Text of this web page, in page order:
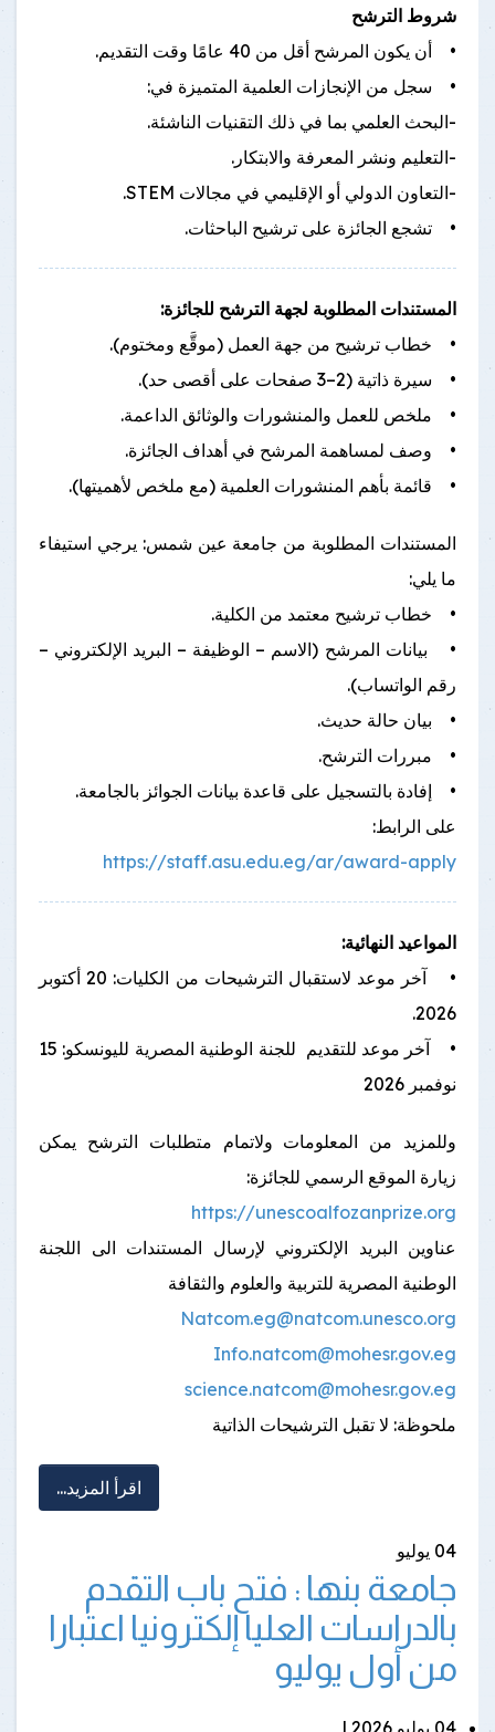
شروط الترشح
• أن يكون المرشح أقل من 40 عامًا وقت التقديم.
• سجل من الإنجازات العلمية المتميزة في:
-البحث العلمي بما في ذلك التقنيات الناشئة.
-التعليم ونشر المعرفة والابتكار.
-التعاون الدولي أو الإقليمي في مجالات STEM.
• تشجع الجائزة على ترشيح الباحثات.
المستندات المطلوبة لجهة الترشح للجائزة:
• خطاب ترشيح من جهة العمل (موقَّع ومختوم).
• سيرة ذاتية (2–3 صفحات على أقصى حد).
• ملخص للعمل والمنشورات والوثائق الداعمة.
• وصف لمساهمة المرشح في أهداف الجائزة.
• قائمة بأهم المنشورات العلمية (مع ملخص لأهميتها).
المستندات المطلوبة من جامعة عين شمس: يرجي استيفاء
ما يلي:
• خطاب ترشيح معتمد من الكلية.
• بيانات المرشح (الاسم – الوظيفة – البريد الإلكتروني –
رقم الواتساب).
• بيان حالة حديث.
• مبررات الترشح.
• إفادة بالتسجيل على قاعدة بيانات الجوائز بالجامعة.
على الرابط:
https://staff.asu.edu.eg/ar/award-apply
المواعيد النهائية:
• آخر موعد لاستقبال الترشيحات من الكليات: 20 أكتوبر
2026.
• آخر موعد للتقديم للجنة الوطنية المصرية لليونسكو: 15
نوفمبر 2026
وللمزيد من المعلومات ولاتمام متطلبات الترشح يمكن
زيارة الموقع الرسمي للجائزة:
https://unescoalfozanprize.org
عناوين البريد الإلكتروني لإرسال المستندات الى اللجنة
الوطنية المصرية للتربية والعلوم والثقافة
Natcom.eg@natcom.unesco.org
Info.natcom@mohesr.gov.eg
science.natcom@mohesr.gov.eg
ملحوظة: لا تقبل الترشيحات الذاتية
اقرأ المزيد...
04 يوليو
جامعة بنها : فتح باب التقدم
بالدراسات العليا إلكترونيا اعتبارا
من أول يوليو